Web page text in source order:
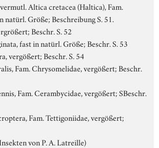
Altica cretacea (Haltica), Fam.
natürl. Größe; Beschreibung S. 51.
Beschr. S. 52
fast in natürl. Größe; Beschr. S. 53
vergößert; Beschr. S. 54
Fam. Chrysomelidae, vergößert; Beschr.
Fam. Cerambycidae, vergößert; SBeschr.
Fam. Tettigoniidae, vergößert;
von P. A. Latreille)